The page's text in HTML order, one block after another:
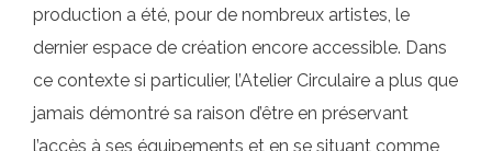
production a été, pour de nombreux artistes, le
dernier espace de création encore accessible. Dans
ce contexte si particulier, l’Atelier Circulaire a plus que
jamais démontré sa raison d’être en préservant
l’accès à ses équipements et en se situant comme